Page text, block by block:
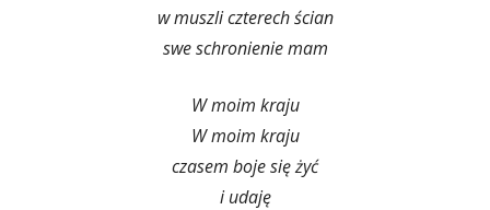
w muszli czterech ścian
swe schronienie mam
W moim kraju
W moim kraju
czasem boje się żyć
i udaję